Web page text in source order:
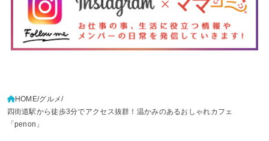
HOME グルメ
四街道駅から徒歩3分でアクセス抜群！温かみのあるおしゃれカフェ
「penon」